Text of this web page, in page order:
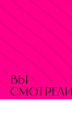
вы
смотрели